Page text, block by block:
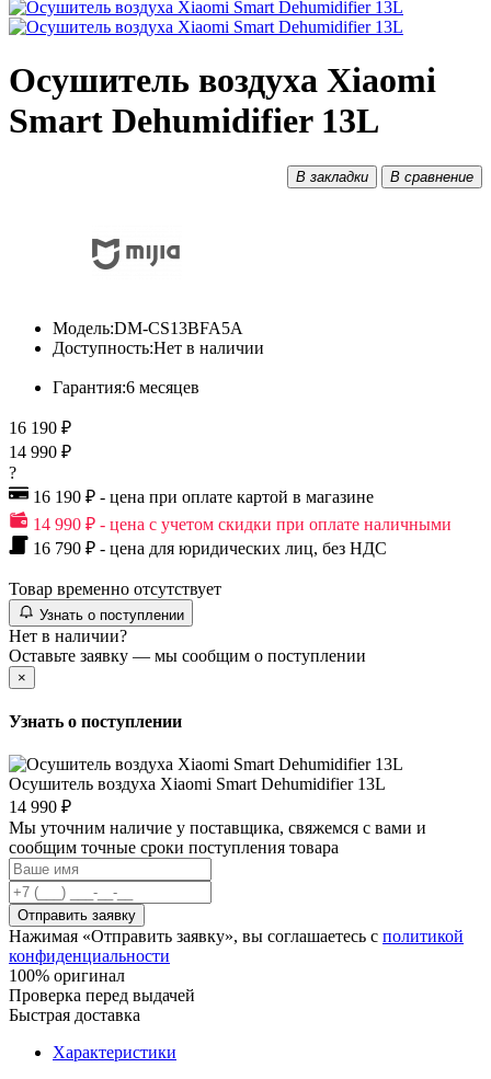
Осушитель воздуха Xiaomi
Smart Dehumidifier 13L
В закладки В сравнение
Модель:DM-CS13BFA5A
Доступность:Нет в наличии
Гарантия:6 месяцев
16 190 ₽
14 990 ₽
?
16 190 ₽ - цена при оплате картой в магазине
14 990 ₽ - цена с учетом скидки при оплате наличными
16 790 ₽ - цена для юридических лиц, без НДС
Товар временно отсутствует
Узнать о поступлении
Нет в наличии?
Оставьте заявку — мы сообщим о поступлении
×
Узнать о поступлении
Осушитель воздуха Xiaomi Smart Dehumidifier 13L
14 990 ₽
Мы уточним наличие у поставщика, свяжемся с вами и
сообщим точные сроки поступления товара
Отправить заявку
Нажимая «Отправить заявку», вы соглашаетесь с политикой
конфиденциальности
100% оригинал
Проверка перед выдачей
Быстрая доставка
Характеристики